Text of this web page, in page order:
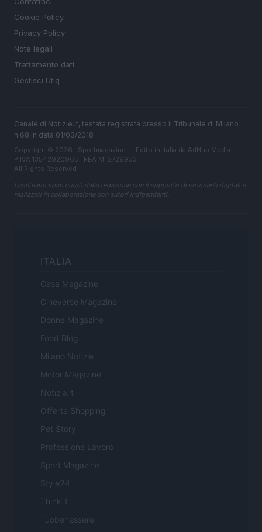
Cookie Policy
Privacy Policy
Note legali
Trattamento dati
Gestisci Utiq
Canale di Notizie.it, testata registrata presso il Tribunale di Milano
n.68 in data 01/03/2018
Copyright © 2026 · Sportmagazine — Edito in Italia da AdHub Media
P.IVA 13542920965 · REA MI 2729933
All Rights Reserved
I contenuti sono curati dalla redazione con il supporto di strumenti digitali e
realizzati in collaborazione con autori indipendenti.
ITALIA
Casa Magazine
Cineverse Magazine
Donne Magazine
Food Blog
Milano Notizie
Motor Magazine
Notizie.it
Offerte Shopping
Pet Story
Professione Lavoro
Sport Magazine
Style24
Think.it
Tuobenessere